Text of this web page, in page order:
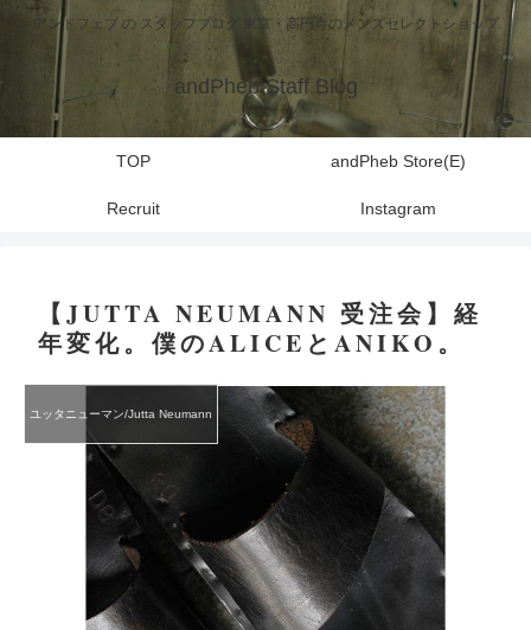
アンドフェブ の スタッフブログ 東京・高円寺のメンズセレクトショップ
andPheb Staff Blog
TOP andPheb Store(E)
Recruit Instagram
【JUTTA NEUMANN 受注会】経
年変化。僕のALICEとANIKO。
ユッタニューマン/Jutta Neumann